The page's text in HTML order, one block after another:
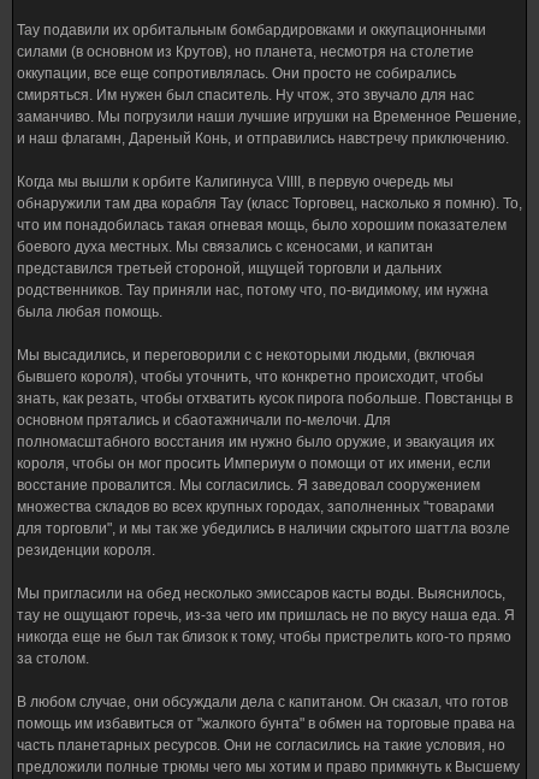
Тау подавили их орбитальным бомбардировками и оккупационными
силами (в основном из Крутов), но планета, несмотря на столетие
оккупации, все еще сопротивлялась. Они просто не собирались
смиряться. Им нужен был спаситель. Ну чтож, это звучало для нас
заманчиво. Мы погрузили наши лучшие игрушки на Временное Решение,
и наш флагамн, Дареный Конь, и отправились навстречу приключению.
Когда мы вышли к орбите Калигинуса VIIII, в первую очередь мы
обнаружили там два корабля Тау (класс Торговец, насколько я помню). То,
что им понадобилась такая огневая мощь, было хорошим показателем
боевого духа местных. Мы связались с ксеносами, и капитан
представился третьей стороной, ищущей торговли и дальних
родственников. Тау приняли нас, потому что, по-видимому, им нужна
была любая помощь.
Мы высадились, и переговорили с с некоторыми людьми, (включая
бывшего короля), чтобы уточнить, что конкретно происходит, чтобы
знать, как резать, чтобы отхватить кусок пирога побольше. Повстанцы в
основном прятались и сбаотажничали по-мелочи. Для
полномасштабного восстания им нужно было оружие, и эвакуация их
короля, чтобы он мог просить Империум о помощи от их имени, если
восстание провалится. Мы согласились. Я заведовал сооружением
множества складов во всех крупных городах, заполненных "товарами
для торговли", и мы так же убедились в наличии скрытого шаттла возле
резиденции короля.
Мы пригласили на обед несколько эмиссаров касты воды. Выяснилось,
тау не ощущают горечь, из-за чего им пришлась не по вкусу наша еда. Я
никогда еще не был так близок к тому, чтобы пристрелить кого-то прямо
за столом.
В любом случае, они обсуждали дела с капитаном. Он сказал, что готов
помощь им избавиться от "жалкого бунта" в обмен на торговые права на
часть планетарных ресурсов. Они не согласились на такие условия, но
предложили полные трюмы чего мы хотим и право примкнуть к Высшему